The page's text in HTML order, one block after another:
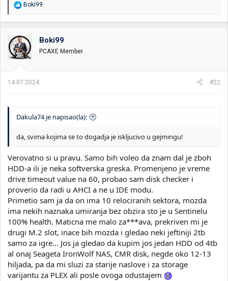
R
a
o
v
a
n
:
Boki99
Boki99
PCAXE Member
14.07.2024. #22
Dakula74 je napisao(la):
da, svima kojima se to dogadja je iskljucivo u gejmingu!
Verovatno si u pravu. Samo bih voleo da znam dal je zboh
HDD-a ili je neka softverska greska. Promenjeno je vreme
drive timeout value na 60, probao sam disk checker i
proverio da radi u AHCI a ne u IDE modu.
Primetio sam ja da on ima 10 relociranih sektora, mozda
ima nekih naznaka umiranja bez obzira sto je u Sentinelu
100% health. Maticna me malo za***ava, prekriven mi je
drugi M.2 slot, inace bih mozda i gledao neki jeftiniji 2tb
samo za igre... Jos ja gledao da kupim jos jedan HDD od 4tb
al onaj Seageta IronWolf NAS, CMR disk, negde oko 12-13
hiljada, pa da mi sluzi za starije naslove i za storage
varijantu za PLEX ali posle ovoga odustajem